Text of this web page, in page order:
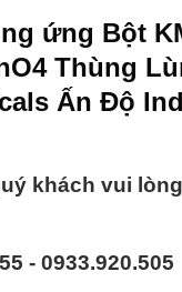
ứng Bột
Thùng
Ấn Độ
khách vui
- 0933.920.505